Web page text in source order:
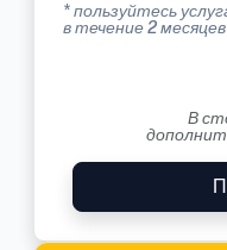
* пользуйтесь
в течение 2
В